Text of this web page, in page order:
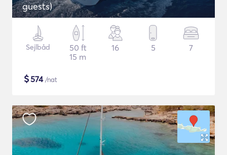
guests)
Sejlbåd
50 ft
15 m
16 5 7
$574/nat